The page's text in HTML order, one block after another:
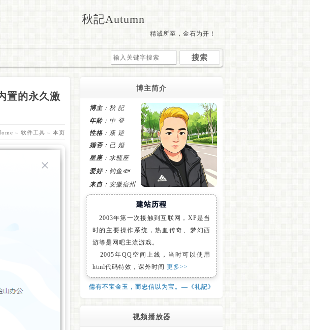
秋記Autumn
精诚所至，金石为开！
置的永久激
» 软件工具 » 本页
博主简介
博主：秋 記
年龄：中 登
性格 ：叛 逆
婚否：已 婚
星座：水瓶座
爱好：钓鱼🐟
来自 ：安徽宿州
建站历程
2003年第一次接触到互联网，XP是当
时的主要操作系统，热血传奇、梦幻西
游等是网吧主流游戏。
2005年QQ空间上线，当时可以使用
html代码特效，课外时间 更多>>
儒有不宝金玉，而忠信以为宝。—《礼記》
视频播放器